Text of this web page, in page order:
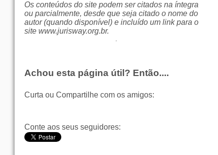
Os conteúdos do site podem ser citados na íntegra
ou parcialmente, desde que seja citado o nome do
autor (quando disponível) e incluído um link para o
site www.jurisway.org.br.
Achou esta página útil? Então....
Curta ou Compartilhe com os amigos:
Conte aos seus seguidores: